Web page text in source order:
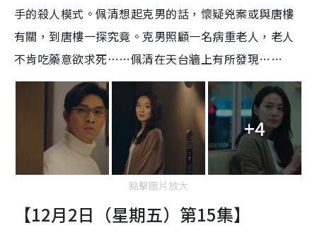
手的殺人模式。佩清想起克男的話，懷疑兇案或與唐樓
有關，到唐樓一探究竟。克男照顧一名病重老人，老人
不肯吃藥意欲求死……佩清在天台牆上有所發現……
+4
點擊圖片放大
【12月2日（星期五）第15集】